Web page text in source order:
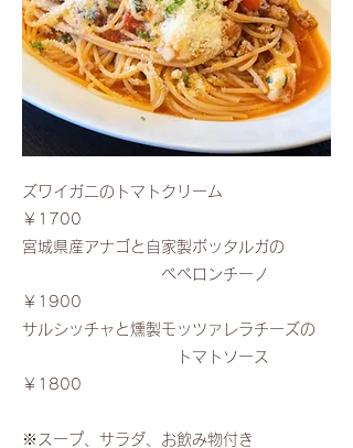
ズワイガニのトマトクリーム
￥1700
​宮城県産アナゴと自家製ボッタルガの
ペペロンチーノ
￥1900
​サルシッチャと燻製モッツァレラチーズの
トマトソース
￥1800
​※スープ、サラダ、お飲み物付き